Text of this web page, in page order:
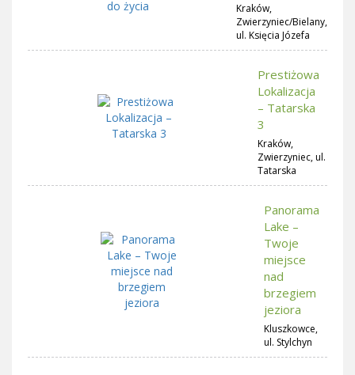
Kraków,
Zwierzyniec/Bielany,
ul. Księcia Józefa
Prestiżowa
Lokalizacja
– Tatarska
3
Kraków,
Zwierzyniec, ul.
Tatarska
Panorama
Lake –
Twoje
miejsce
nad
brzegiem
jeziora
Kluszkowce,
ul. Stylchyn